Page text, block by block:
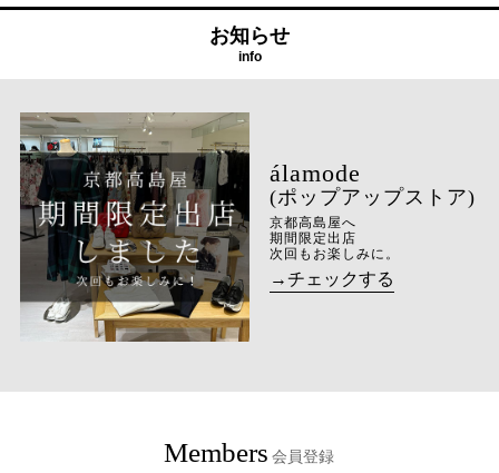
お知らせ
info
(ポップアップストア)
京都高島屋へ
期間限定出店
次回もお楽しみに。
→チェックする
Members 会員登録